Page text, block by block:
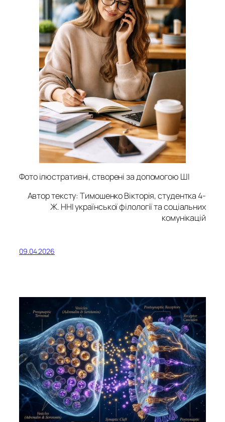
Фото ілюстративні, створені за допомогою ШІ
Автор тексту: Тимошенко Вікторія, студентка 4-
Ж. ННІ української філології та соціальних
комунікацій
09.04.2026